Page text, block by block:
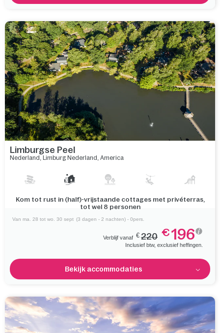
Limburgse Peel
Nederland Limburg Nederland America
Verbind met de natuur in een bosrijke omgeving, met De Heere
Peel om de hoek
Van ma. 28 tot wo. 30 sept (3 dagen - 2 nachten) - 0pers.
Verblijf vanaf € 220 €196
Inclusief btw, exclusief heffingen.
Bekijk accommodaties